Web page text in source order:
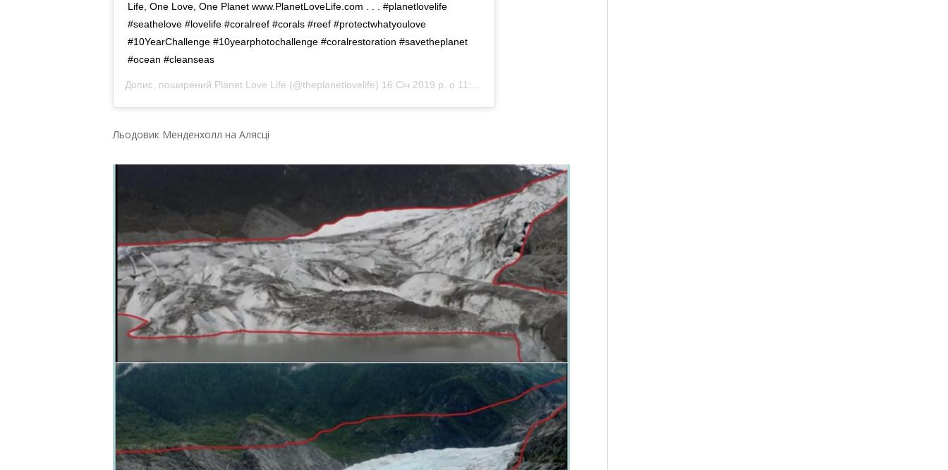
Life, One Love, One Planet www.PlanetLoveLife.com . . . #planetlovelife
#seathelove #lovelife #coralreef #corals #reef #protectwhatyoulove
#10YearChallenge #10yearphotochallenge #coralrestoration #savetheplanet
#ocean #cleanseas
Допис, поширений Planet Love Life (@theplanetlovelife) 16 Січ 2019 р. о 11:20 PST
Льодовик Менденхолл на Алясці